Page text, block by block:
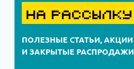
НА РАССЫЛКУ
ПОЛЕЗНЫЕ СТАТЬИ, АКЦИИ
И ЗАКРЫТЫЕ РАСПРОДАЖИ